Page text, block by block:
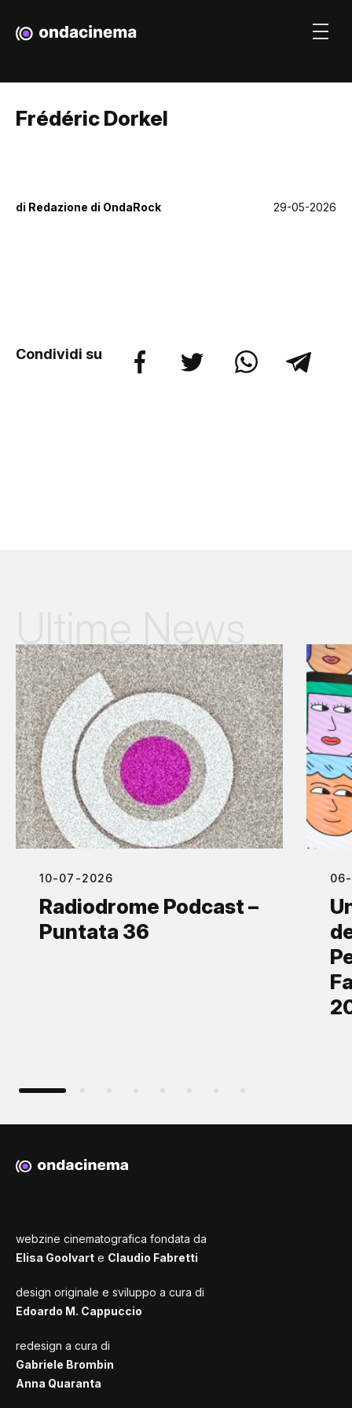
Frédéric Dorkel
di Redazione di OndaRock 29-05-2026
Condividi su
10-07-2026
Radiodrome Podcast –
Puntata 36
webzine cinematografica fondata da
Elisa Goolvart e Claudio Fabretti
design originale e sviluppo a cura di
Edoardo M. Cappuccio
redesign a cura di
Gabriele Brombin
Anna Quaranta